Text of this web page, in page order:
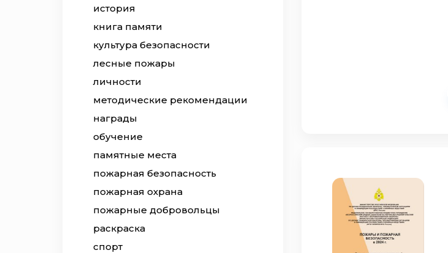
история
книга памяти
культура безопасности
лесные пожары
личности
методические рекомендации
награды
обучение
памятные места
пожарная безопасность
пожарная охрана
пожарные добровольцы
раскраска
спорт